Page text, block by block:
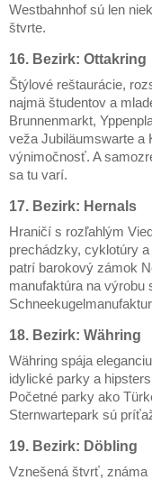
Westbahnhof sú len
štvrte.
16. Bezirk: Ottakring
Štýlové reštaurácie,
najmä študentov a
Brunnenmarkt,
veža Jubiläumswarte a
výnimočnosť. A
sa tu varí.
17. Bezirk: Hernals
Hraničí s rozľahlým
prechádzky, cyklotúry
patrí barokový zámok
manufaktúra na výrobu
18. Bezirk: Währing
Währing spája
idylické parky a
Početné parky ako
Sternwartepark sú
19. Bezirk: Döbling
Vznešená štvrť, známa